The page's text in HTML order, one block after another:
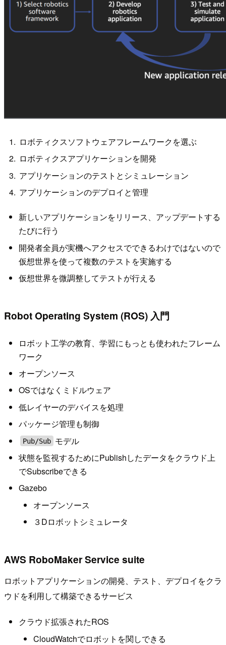
ロボティクスソフトウェアフレームワークを選ぶ
ロボティクスアプリケーションを開発
アプリケーションのテストとシミュレーション
アプリケーションのデプロイと管理
新しいアプリケーションをリリース、アップデートする
たびに行う
開発者全員が実機へアクセスでできるわけではないので
仮想世界を使って複数のテストを実施する
仮想世界を微調整してテストが行える
Robot Operating System (ROS) 入門
ロボット工学の教育、学習にもっとも使われたフレーム
ワーク
オープンソース
OSではなくミドルウェア
低レイヤーのデバイスを処理
パッケージ管理も制御
Pub/Sub モデル
状態を監視するためにPublishしたデータをクラウド上
でSubscribeできる
Gazebo
オープンソース
３Dロボットシミュレータ
AWS RoboMaker Service suite
ロボットアプリケーションの開発、テスト、デプロイをクラ
ウドを利用して構築できるサービス
クラウド拡張されたROS
CloudWatchでロボットを関しできる